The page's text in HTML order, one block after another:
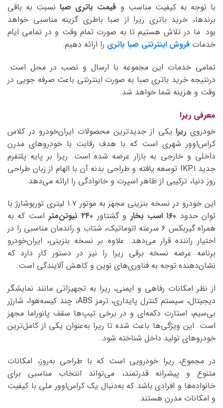
با توجه به کیفیت مناسب و قیمت باتری صبانسبت به باقی
برندها، خرید باتری ریرا از صبا باطری گزینه مناسبی خواهد
بود. ما در تلاش هستیم تا به صورت تمام وقت و در تمامی ایام
خدمات فروش اینترنتی صبا باتری را ارائه دهیم.
تمامی خدمات این مجموعه با ارسال و نصب در محل است.
درنتیجه خرید باتری صبا به صورت اینترنتی باعث صرفه جویی در
وقت و هزینه شما خواهد شد.
معرفی ریرا
خودروی ریرایکی از جدیدترین محصولات ایران‌خودرو در کلاس
کراس‌اوور شهری است که با هدف رقابت با خودروهای مدرن
داخلی و خارجی به بازار عرضه شده است. ریرا بر پایه پلتفرم
جدید IKP1 توسعه یافته و طراحی بدنه آن با الهام از زبان طراحی
روز دنیا، ترکیبی از ظاهر اسپرت و خانوادگی را ارائه می‌دهد.
این خودرو در نسخه بنزینی مجهز به موتور ۱.۷ لیتری توربوشارژ با
توان حدود ۱۶۰ اسب بخار و گشتاور ۲۴۰ نیوتن‌متر
است که به
همراه گیربکس ۶ سرعته اتوماتیک، شتاب و راندمان مناسبی را در
اختیار راننده قرار می‌دهد. علاوه بر نسخه بنزینی، ایران‌خودرو
برنامه عرضه نسخه برقی ریرا را نیز در دستور کار دارد که
نشان‌دهنده توجه به فناوری‌های نوین و کاهش آلایندگی است.
از نظر امکانات رفاهی و ایمنی، ریرا به تجهیزاتی مانند نمایشگر
دیجیتال، سیستم کنترل پایداری، ترمز ABS، چند کیسه‌هوا، شارژر
بی‌سیم، استارت دکمه‌ای و در برخی تیپ‌ها سقف پانوراما مجهز
است. این ویژگی‌ها باعث شده تا ریرا به‌عنوان یکی از کامل‌ترین
خودروهای تولید داخل شناخته شود.
در مجموع، ریرا خودرویی است که با طراحی به‌روز، امکانات
متنوع و پیشرانه قدرتمند، می‌تواند انتخاب مناسبی برای
خانواده‌ها و افرادی باشد که به‌دنبال یک کراس‌اوور ملی با کیفیت
و امکانات مدرن هستند.